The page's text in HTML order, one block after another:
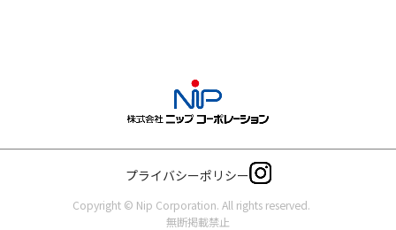
プライバシーポリシー
Copyright © Nip Corporation. All rights reserved.
無断掲載禁止